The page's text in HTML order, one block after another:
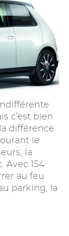
c’est bien
différence
le
la
Avec 154
au feu
parking, la